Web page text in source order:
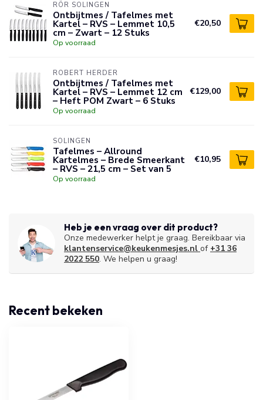
RÖR SOLINGEN
Ontbijtmes / Tafelmes met
Kartel – RVS – Lemmet 10,5
cm – Zwart – 12 Stuks
Op voorraad
€20,50
ROBERT HERDER
Ontbijtmes / Tafelmes met
Kartel – RVS – Lemmet 12 cm
– Heft POM Zwart – 6 Stuks
Op voorraad
€129,00
SOLINGEN
Tafelmes – Allround
Kartelmes – Brede Smeerkant
– RVS – 21,5 cm – Set van 5
Op voorraad
€10,95
Heb je een vraag over dit product?
Onze medewerker helpt je graag. Bereikbaar via
klantenservice@keukenmesjes.nl of +31 36
2022 550. We helpen u graag!
Recent bekeken